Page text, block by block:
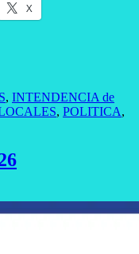
X
, INTENDENCIA de
, POLITICA,